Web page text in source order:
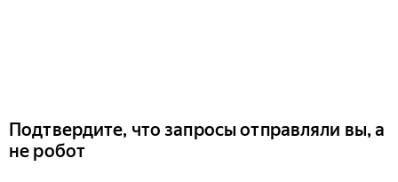
Подтвердите, что запросы отправляли вы, а
не робот